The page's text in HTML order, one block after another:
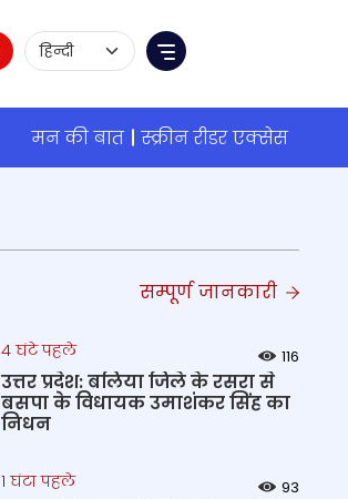
Language Selection
Menu
मन की बात
स्क्रीन रीडर एक्सेस
सम्पूर्ण जानकारी
4 घंटे पहले 116
उत्तर प्रदेश: बलिया जिले के रसरा से
बसपा के विधायक उमाशंकर सिंह का
निधन
1 घंटा पहले 93